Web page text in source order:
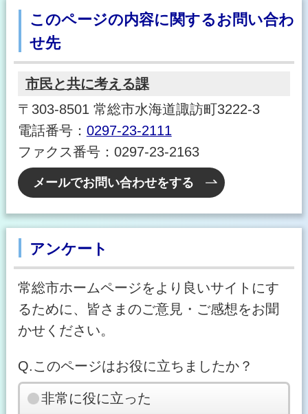
このページの内容に関するお問い合わ
せ先
市民と共に考える課
〒303-8501 常総市水海道諏訪町3222-3
電話番号： 0297-23-2111
ファクス番号：0297-23-2163
メールでお問い合わせをする
アンケート
常総市ホームページをより良いサイトにす
るために、皆さまのご意見・ご感想をお聞
かせください。
Q.このページはお役に立ちましたか？
非常に役に立った